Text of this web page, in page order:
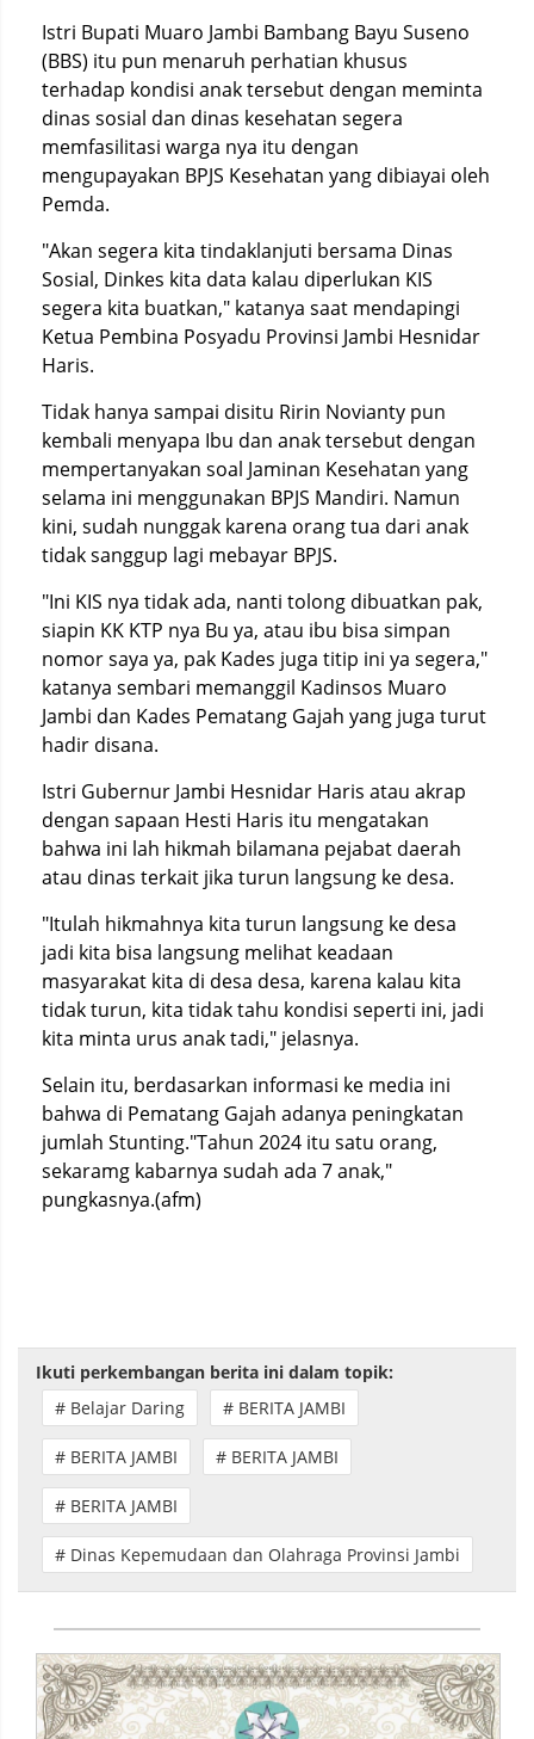
Istri Bupati Muaro Jambi Bambang Bayu Suseno
(BBS) itu pun menaruh perhatian khusus
terhadap kondisi anak tersebut dengan meminta
dinas sosial dan dinas kesehatan segera
memfasilitasi warga nya itu dengan
mengupayakan BPJS Kesehatan yang dibiayai oleh
Pemda.
"Akan segera kita tindaklanjuti bersama Dinas
Sosial, Dinkes kita data kalau diperlukan KIS
segera kita buatkan," katanya saat mendapingi
Ketua Pembina Posyadu Provinsi Jambi Hesnidar
Haris.
Tidak hanya sampai disitu Ririn Novianty pun
kembali menyapa Ibu dan anak tersebut dengan
mempertanyakan soal Jaminan Kesehatan yang
selama ini menggunakan BPJS Mandiri. Namun
kini, sudah nunggak karena orang tua dari anak
tidak sanggup lagi mebayar BPJS.
"Ini KIS nya tidak ada, nanti tolong dibuatkan pak,
siapin KK KTP nya Bu ya, atau ibu bisa simpan
nomor saya ya, pak Kades juga titip ini ya segera,"
katanya sembari memanggil Kadinsos Muaro
Jambi dan Kades Pematang Gajah yang juga turut
hadir disana.
Istri Gubernur Jambi Hesnidar Haris atau akrap
dengan sapaan Hesti Haris itu mengatakan
bahwa ini lah hikmah bilamana pejabat daerah
atau dinas terkait jika turun langsung ke desa.
"Itulah hikmahnya kita turun langsung ke desa
jadi kita bisa langsung melihat keadaan
masyarakat kita di desa desa, karena kalau kita
tidak turun, kita tidak tahu kondisi seperti ini, jadi
kita minta urus anak tadi," jelasnya.
Selain itu, berdasarkan informasi ke media ini
bahwa di Pematang Gajah adanya peningkatan
jumlah Stunting."Tahun 2024 itu satu orang,
sekaramg kabarnya sudah ada 7 anak,"
pungkasnya.(afm)
Ikuti perkembangan berita ini dalam topik:
# Belajar Daring
# BERITA JAMBI
# BERITA JAMBI # BERITA JAMBI
# BERITA JAMBI
# Dinas Kepemudaan dan Olahraga Provinsi Jambi